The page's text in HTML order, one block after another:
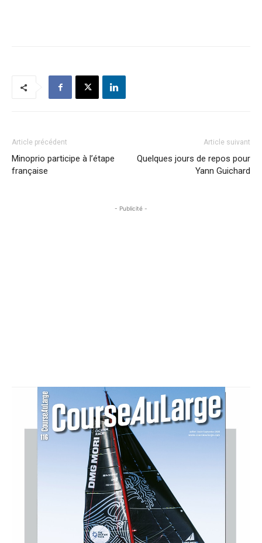
Article précédent
Minoprio participe à l’étape
française
Article suivant
Quelques jours de repos pour
Yann Guichard
- Publicité -